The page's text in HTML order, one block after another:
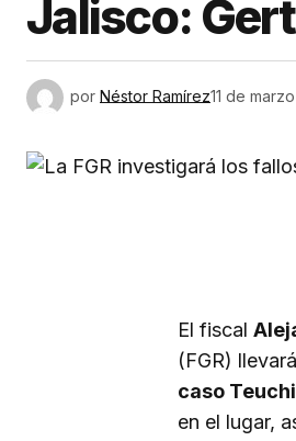
Jalisco:
por Néstor Ramírez11 de
El fiscal
(FGR)
caso
en el lugar,